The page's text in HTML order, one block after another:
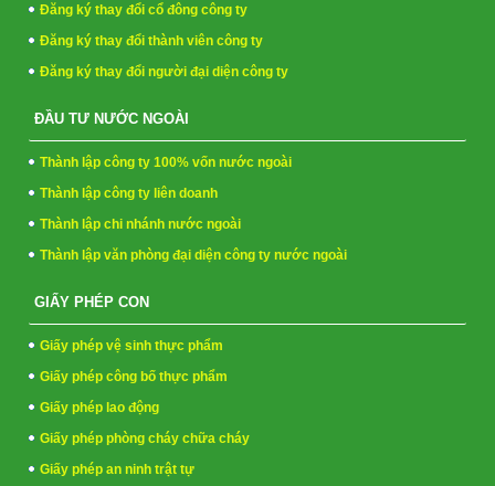
Đăng ký thay đổi cổ đông công ty
Đăng ký thay đổi thành viên công ty
Đăng ký thay đổi người đại diện công ty
ĐẦU TƯ NƯỚC NGOÀI
Thành lập công ty 100% vốn nước ngoài
Thành lập công ty liên doanh
Thành lập chi nhánh nước ngoài
Thành lập văn phòng đại diện công ty nước ngoài
GIẤY PHÉP CON
Giấy phép vệ sinh thực phẩm
Giấy phép công bố thực phẩm
Giấy phép lao động
Giấy phép phòng cháy chữa cháy
Giấy phép an ninh trật tự